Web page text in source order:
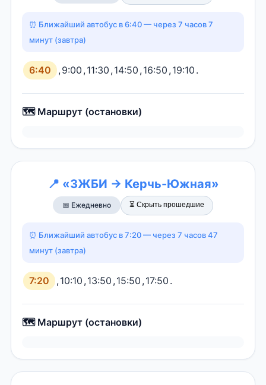
⏰ Ближайший автобус в 6:40 — через 7 часов 7
минут (завтра)
6:40 ,9:00 ,11:30 ,14:50 ,16:50 ,19:10 .
🗺️ Маршрут (остановки)
📍 «ЗЖБИ → Керчь-Южная»
📅 Ежедневно ⏳ Скрыть прошедшие
⏰ Ближайший автобус в 7:20 — через 7 часов 47
минут (завтра)
7:20 ,10:10 ,13:50 ,15:50 ,17:50 .
🗺️ Маршрут (остановки)